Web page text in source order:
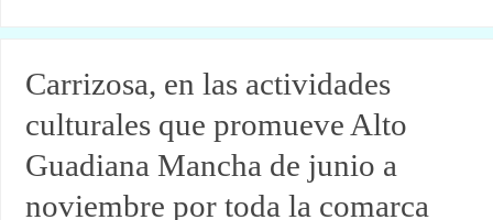
Carrizosa, en las actividades
culturales que promueve Alto
Guadiana Mancha de junio a
noviembre por toda la comarca